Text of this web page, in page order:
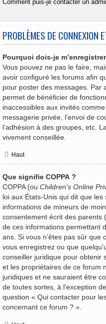
Comment puis-je contacter un
PROBLÈMES DE CONNEXION
Pourquoi dois-je
Vous pouvez ne pas le faire,
avoir configuré les forums afin
pour poster des messages. Par
permet de bénéficier de
inaccessibles aux invités
messagerie privée, l’envoi de
l’adhésion à des groupes, etc.
vivement conseillée.
Haut
Que signifie COPPA ?
COPPA (ou Children’s Online
loi aux États-Unis qui dit que
informations de mineurs de
consentement écrit des parents
de ces informations permettant
ans. Si vous n’êtes pas sûr que
vous enregistrez ou que
conseiller juridique pour obtenir
et les propriétaires de ce forum
juridiques et ne sauraient être
de toutes sortes, à l’exception
question « Qui contacter pour
concernant ce forum ? ».